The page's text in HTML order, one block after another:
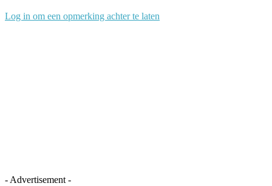
Log in om een opmerking achter te laten
- Advertisement -